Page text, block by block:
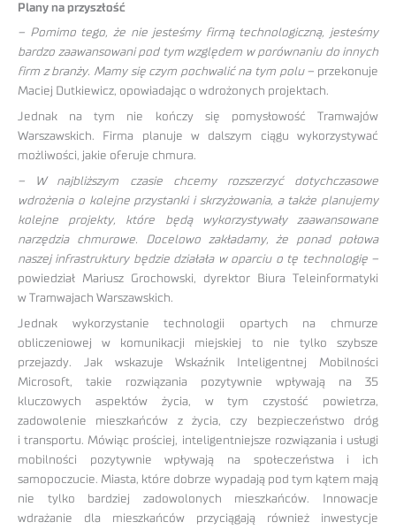
Plany na przyszłość
– Pomimo tego, że nie jesteśmy firmą technologiczną, jesteśmy
bardzo zaawansowani pod tym względem w porównaniu do innych
firm z branży. Mamy się czym pochwalić na tym polu – przekonuje
Maciej Dutkiewicz, opowiadając o wdrożonych projektach.
Jednak na tym nie kończy się pomysłowość Tramwajów
Warszawskich. Firma planuje w dalszym ciągu wykorzystywać
możliwości, jakie oferuje chmura.
– W najbliższym czasie chcemy rozszerzyć dotychczasowe
wdrożenia o kolejne przystanki i skrzyżowania, a także planujemy
kolejne projekty, które będą wykorzystywały zaawansowane
narzędzia chmurowe. Docelowo zakładamy, że ponad połowa
naszej infrastruktury będzie działała w oparciu o tę technologię –
powiedział Mariusz Grochowski, dyrektor Biura Teleinformatyki
w Tramwajach Warszawskich.
Jednak wykorzystanie technologii opartych na chmurze
obliczeniowej w komunikacji miejskiej to nie tylko szybsze
przejazdy. Jak wskazuje Wskaźnik Inteligentnej Mobilności
Microsoft, takie rozwiązania pozytywnie wpływają na 35
kluczowych aspektów życia, w tym czystość powietrza,
zadowolenie mieszkańców z życia, czy bezpieczeństwo dróg
i transportu. Mówiąc prościej, inteligentniejsze rozwiązania i usługi
mobilności pozytywnie wpływają na społeczeństwa i ich
samopoczucie. Miasta, które dobrze wypadają pod tym kątem mają
nie tylko bardziej zadowolonych mieszkańców. Innowacje
wdrażanie dla mieszkańców przyciągają również inwestycje